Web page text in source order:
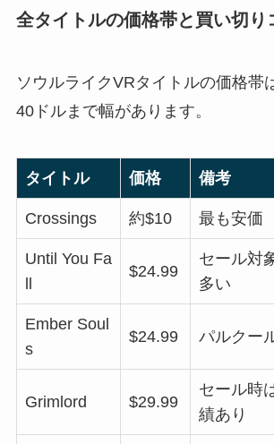
全タイトルの価格帯と買い切り
ソウルライクVRタイトルの価格帯
40ドルまで幅があります。
タイトル 価格 備考
Crossings 約$10 最も安価
Until You Fa
ll
$24.99
セール対
多い
Ember Soul
s
$24.99 パルクー
Grimlord $29.99
セール時
績あり